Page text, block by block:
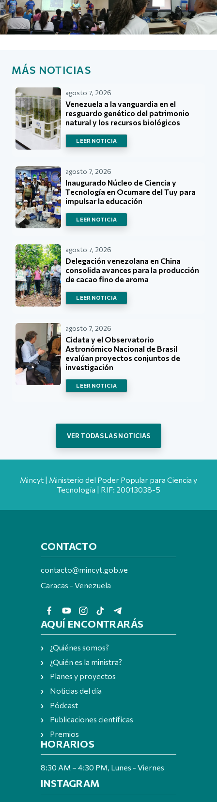
MÁS NOTICIAS
agosto 7, 2026
Venezuela a la vanguardia en el
resguardo genético del patrimonio
natural y los recursos biológicos
LEER NOTICIA
agosto 7, 2026
Inaugurado Núcleo de Ciencia y
Tecnología en Ocumare del Tuy para
impulsar la educación
LEER NOTICIA
agosto 7, 2026
Delegación venezolana en China
consolida avances para la producción
de cacao fino de aroma
LEER NOTICIA
agosto 7, 2026
Cidata y el Observatorio
Astronómico Nacional de Brasil
evalúan proyectos conjuntos de
investigación
LEER NOTICIA
VER TODAS LAS NOTICIAS
Mincyt | Ministerio del Poder Popular para Ciencia y
Tecnología | RIF: 20013038-5
CONTACTO
contacto@mincyt.gob.ve
Caracas - Venezuela
AQUÍ ENCONTRARÁS
¿Quiénes somos?
¿Quién es la ministra?
Planes y proyectos
Noticias del día
Pódcast
Publicaciones científicas
Premios
HORARIOS
8:30 AM – 4:30 PM, Lunes - Viernes
INSTAGRAM